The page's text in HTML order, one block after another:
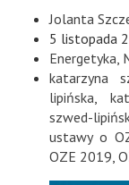
Jolanta
5 listopada
Energetyka
katarzyna
lipińska ,
szwed-
ustawy o
OZE 2019